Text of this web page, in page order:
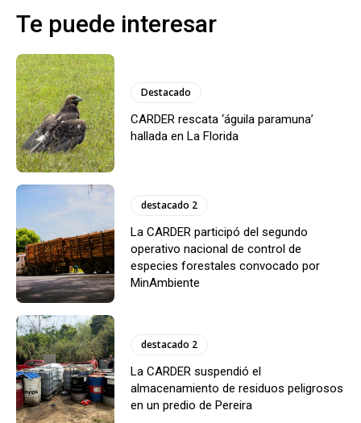
Te puede interesar
Destacado
CARDER rescata ‘águila paramuna’
hallada en La Florida
destacado 2
La CARDER participó del segundo
operativo nacional de control de
especies forestales convocado por
MinAmbiente
destacado 2
La CARDER suspendió el
almacenamiento de residuos peligrosos
en un predio de Pereira